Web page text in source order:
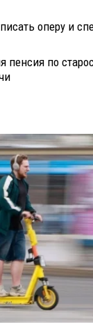
оперу и
пенсия по